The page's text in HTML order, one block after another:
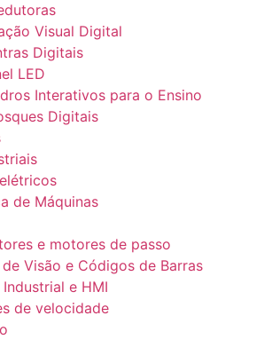
Visual Digital
Digitais
LED
Interativos para o Ensino
Digitais
de Máquinas
e motores de passo
de Visão e Códigos de Barras
e HMI
de velocidade